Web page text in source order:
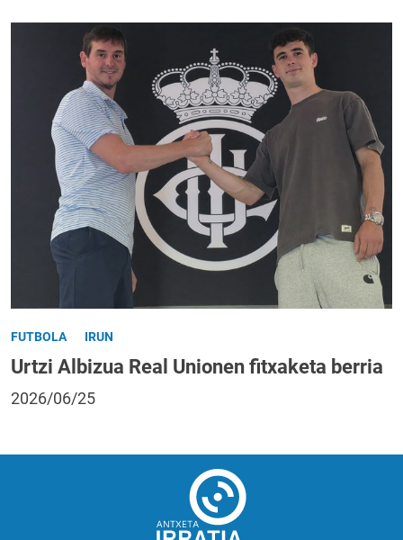
FUTBOLA IRUN
Urtzi Albizua Real Unionen fitxaketa berria
2026/06/25